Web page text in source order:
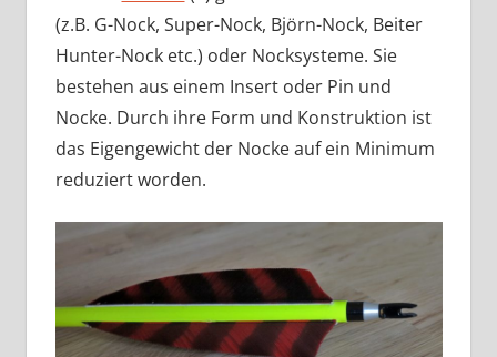
(z.B. G-Nock, Super-Nock, Björn-Nock, Beiter
Hunter-Nock etc.) oder Nocksysteme. Sie
bestehen aus einem Insert oder Pin und
Nocke. Durch ihre Form und Konstruktion ist
das Eigengewicht der Nocke auf ein Minimum
reduziert worden.